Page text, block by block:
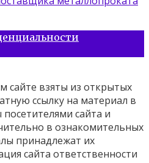
сайте взяты из открытых
ссылку на материал в
сайта и
в ознакомительных
принадлежат их
сайта ответственности